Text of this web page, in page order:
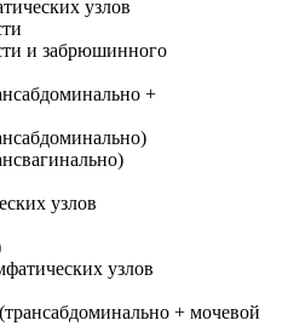
узлов
и забрюшинного
+
узлов
узлов
+ мочевой